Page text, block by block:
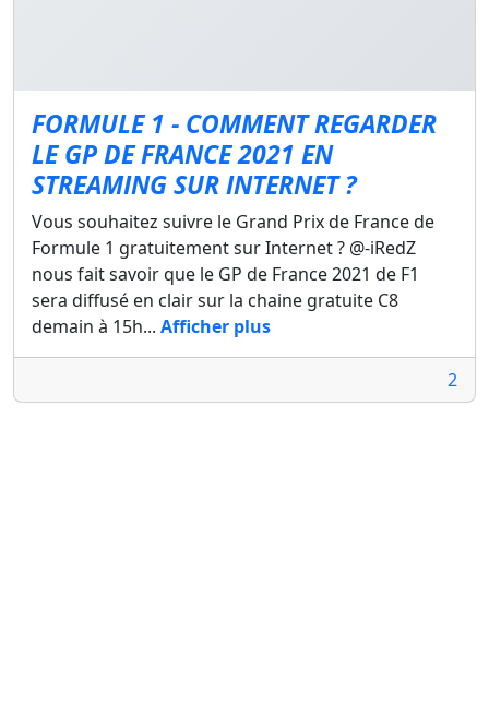
FORMULE 1 - COMMENT REGARDER
LE GP DE FRANCE 2021 EN
STREAMING SUR INTERNET ?
Vous souhaitez suivre le Grand Prix de France de
Formule 1 gratuitement sur Internet ? @-iRedZ
nous fait savoir que le GP de France 2021 de F1
sera diffusé en clair sur la chaine gratuite C8
demain à 15h... Afficher plus
2